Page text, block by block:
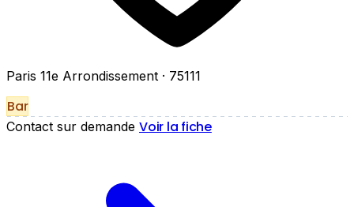
Paris 11e Arrondissement · 75111
Bar
Contact sur demande Voir la fiche